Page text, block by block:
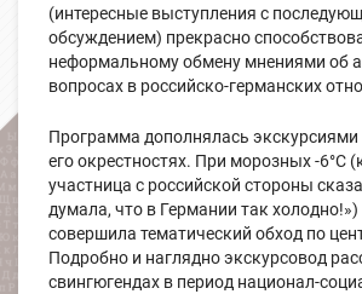
(интересные выступления с
обсуждением) прекрасно
неформальному обмену мнениями об
вопросах в российско-германских
Программа дополнялась экскурсиями
его окрестностях. При морозных -6°C
участница с российской стороны
думала, что в Германии так холодно!»)
совершила тематический обход по
Подробно и наглядно экскурсовод
свингюгендах в период национал-